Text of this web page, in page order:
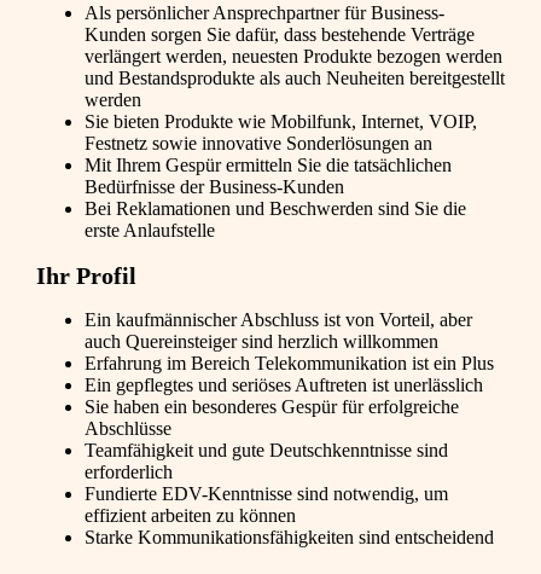
Als persönlicher Ansprechpartner für Business-
Kunden sorgen Sie dafür, dass bestehende Verträge
verlängert werden, neuesten Produkte bezogen werden
und Bestandsprodukte als auch Neuheiten bereitgestellt
werden
Sie bieten Produkte wie Mobilfunk, Internet, VOIP,
Festnetz sowie innovative Sonderlösungen an
Mit Ihrem Gespür ermitteln Sie die tatsächlichen
Bedürfnisse der Business-Kunden
Bei Reklamationen und Beschwerden sind Sie die
erste Anlaufstelle
Ihr Profil
Ein kaufmännischer Abschluss ist von Vorteil, aber
auch Quereinsteiger sind herzlich willkommen
Erfahrung im Bereich Telekommunikation ist ein Plus
Ein gepflegtes und seriöses Auftreten ist unerlässlich
Sie haben ein besonderes Gespür für erfolgreiche
Abschlüsse
Teamfähigkeit und gute Deutschkenntnisse sind
erforderlich
Fundierte EDV-Kenntnisse sind notwendig, um
effizient arbeiten zu können
Starke Kommunikationsfähigkeiten sind entscheidend